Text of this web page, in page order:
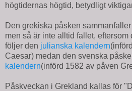
högtidernas högtid, betydligt
Den grekiska påsken
men så är inte alltid fallet, eftersom
följer den julianska kalendern
Caesar) medan den svenska
kalendern(införd 1582 av påven
Påskveckan i Grekland kallas för